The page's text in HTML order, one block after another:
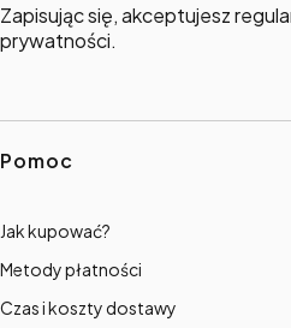
Zapisując się, akceptujesz
prywatności.
Linki w stopce
Pomoc
Jak kupować?
Metody płatności
Czas i koszty dostawy